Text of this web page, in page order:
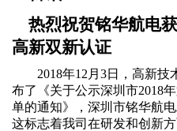
热烈祝贺铭华航电
高新双新认证
2018年12 月 3日，高新技
布了
《关于公示深圳市2018
单的通知》
， 深圳市铭华航
这标志着我司在研发和创新